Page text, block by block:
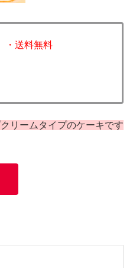
・送料無料
リームタイプのケーキです